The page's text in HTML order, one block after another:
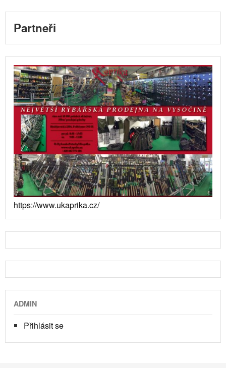
Partneři
https://www.ukaprika.cz/
ADMIN
Přihlásit se